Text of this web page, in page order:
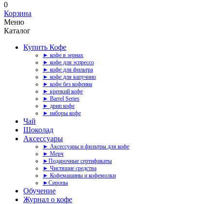
0
Корзина
Меню
Каталог
Купить Кофе
► кофе в зернах
► кофе для эспрессо
► кофе для фильтра
► кофе для капучино
► кофе без кофеина
► крепкий кофе
► Barrel Series
► дрип кофе
► наборы кофе
Чай
Шоколад
Аксессуары
► Аксессуары и фильтры для кофе
► Мерч
►Подарочные сертификаты
► Чистящие средства
► Кофемашины и кофемолки
►Сиропы
Обучение
Журнал о кофе